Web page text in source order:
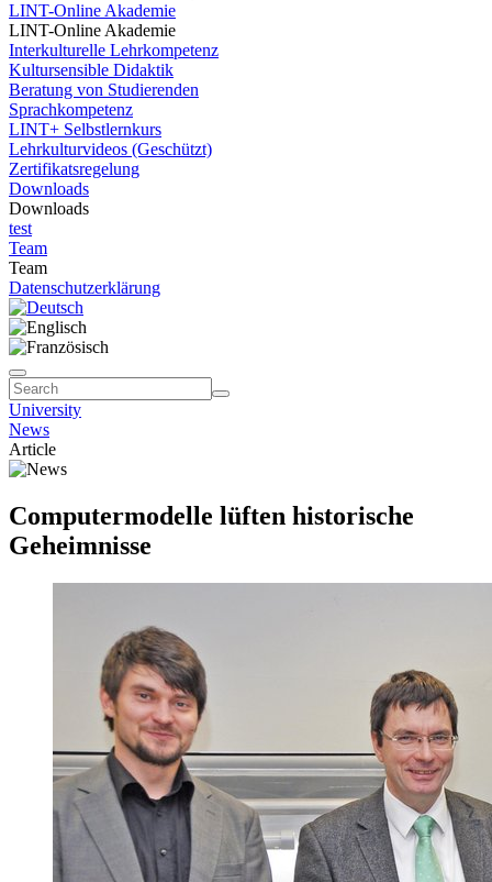
LINT-Online Akademie
LINT-Online Akademie
Interkulturelle Lehrkompetenz
Kultursensible Didaktik
Beratung von Studierenden
Sprachkompetenz
LINT+ Selbstlernkurs
Lehrkulturvideos (Geschützt)
Zertifikatsregelung
Downloads
Downloads
test
Team
Team
Datenschutzerklärung
University
News
Article
Computermodelle lüften historische
Geheimnisse